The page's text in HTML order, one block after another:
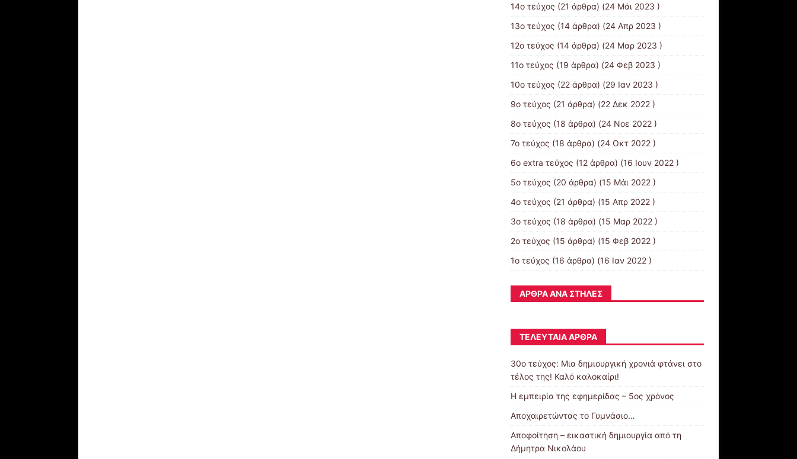
14ο τεύχος (21 άρθρα) (24 Μάι 2023 )
13ο τεύχος (14 άρθρα) (24 Απρ 2023 )
12ο τεύχος (14 άρθρα) (24 Μαρ 2023 )
11ο τεύχος (19 άρθρα) (24 Φεβ 2023 )
10o τεύχος (22 άρθρα) (29 Ιαν 2023 )
9ο τεύχος (21 άρθρα) (22 Δεκ 2022 )
8ο τεύχος (18 άρθρα) (24 Νοε 2022 )
7ο τεύχος (18 άρθρα) (24 Οκτ 2022 )
6ο extra τεύχος (12 άρθρα) (16 Ιουν 2022 )
5ο τεύχος (20 άρθρα) (15 Μάι 2022 )
4ο τεύχος (21 άρθρα) (15 Απρ 2022 )
3ο τεύχος (18 άρθρα) (15 Μαρ 2022 )
2ο τεύχος (15 άρθρα) (15 Φεβ 2022 )
1ο τεύχος (16 άρθρα) (16 Ιαν 2022 )
ΆΡΘΡΑ ΑΝΆ ΣΤΉΛΕΣ
ΤΕΛΕΥΤΑΊΑ ΆΡΘΡΑ
30o τεύχος: Μια δημιουργική χρονιά φτάνει στο
τέλος της! Καλό καλοκαίρι!
Η εμπειρία της εφημερίδας – 5ος χρόνος
Αποχαιρετώντας το Γυμνάσιο…
Αποφοίτηση – εικαστική δημιουργία από τη
Δήμητρα Νικολάου